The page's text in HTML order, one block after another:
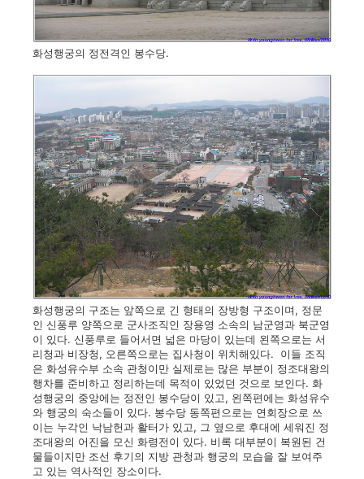
화성행궁의 정전격인 봉수당.
화성행궁의 구조는 앞쪽으로 긴 형태의 장방형 구조이며, 정문
인 신풍루 양쪽으로 군사조직인 장용영 소속의 남군영과 북군영
이 있다. 신풍루로 들어서면 넓은 마당이 있는데 왼쪽으로는 서
리청과 비장청, 오른쪽으로는 집사청이 위치해있다. 이들 조직
은 화성유수부 소속 관청이만 실제로는 많은 부분이 정조대왕의
행차를 준비하고 정리하는데 목적이 있었던 것으로 보인다. 화
성행궁의 중앙에는 정전인 봉수당이 있고, 왼쪽편에는 화성유수
와 행궁의 숙소들이 있다. 봉수당 동쪽편으로는 연회장으로 쓰
이는 누각인 낙남헌과 활터가 있고, 그 옆으로 후대에 세워진 정
조대왕의 어진을 모신 화령전이 있다. 비록 대부분이 복원된 건
물들이지만 조선 후기의 지방 관청과 행궁의 모습을 잘 보여주
고 있는 역사적인 장소이다.